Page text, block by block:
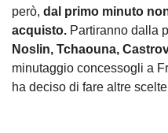
però, dal primo minuto
acquisto. Partiranno dalla
Noslin, Tchaouna,
minutaggio concessogli a
ha deciso di fare altre